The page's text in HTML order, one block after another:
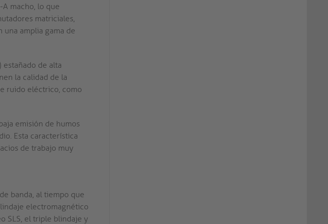
macho, lo que
matriciales,
amplia gama de
estañado de alta
la calidad de la
ruido eléctrico, como
emisión de humos
Esta característica
de trabajo muy
banda, al tiempo que
electromagnético
SLS, el triple blindaje y